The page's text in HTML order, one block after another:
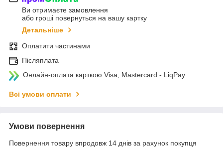
Ви отримаєте замовлення
або гроші повернуться на вашу картку
Детальніше
Оплатити частинами
Післяплата
Онлайн-оплата карткою Visa, Mastercard - LiqPay
Всі умови оплати
Умови повернення
Повернення товару впродовж 14 днів за рахунок покупця